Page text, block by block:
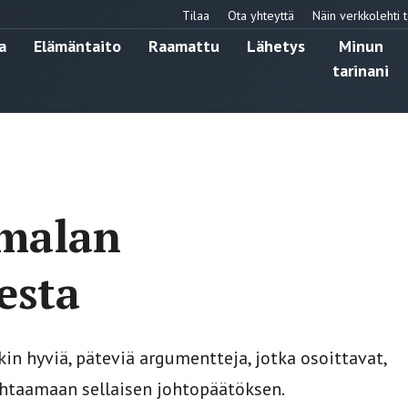
Tilaa Ota yhteyttä Näin verkkolehti
Elämäntaito Raamattu Lähetys
Minun
tarinani
hyviä, päteviä argumentteja, jotka osoittavat,
sellaisen johtopäätöksen.